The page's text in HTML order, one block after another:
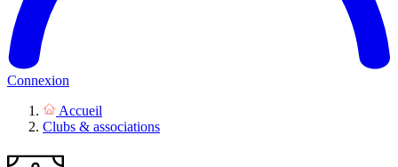
Connexion
Accueil
Clubs & associations